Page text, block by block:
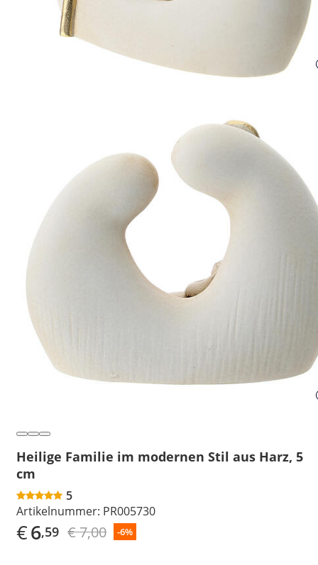
Heilige Familie im modernen Stil aus Harz, 5
cm
5
Artikelnummer: PR005730
€6,59 € 7,00 -6%